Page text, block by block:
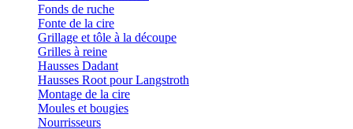
Fonds de ruche
Fonte de la cire
Grillage et tôle à la découpe
Grilles à reine
Hausses Dadant
Hausses Root pour Langstroth
Montage de la cire
Moules et bougies
Nourrisseurs